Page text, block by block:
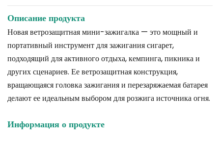
Описание продукта
Новая ветрозащитная мини-зажигалка — это мощный и
портативный инструмент для зажигания сигарет,
подходящий для активного отдыха, кемпинга, пикника и
других сценариев. Ее ветрозащитная конструкция,
вращающаяся головка зажигания и перезаряжаемая батарея
делают ее идеальным выбором для розжига источника огня.
Информация о продукте